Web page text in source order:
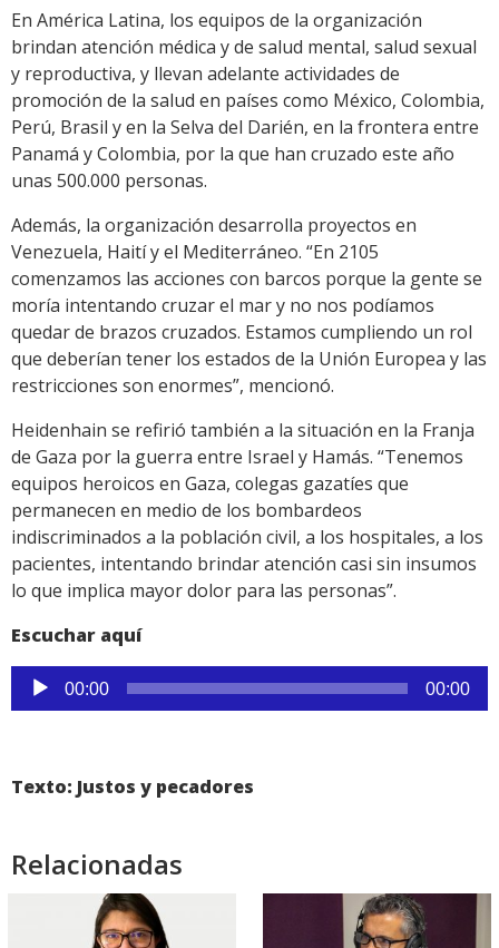
En América Latina, los equipos de la organización
brindan atención médica y de salud mental, salud sexual
y reproductiva, y llevan adelante actividades de
promoción de la salud en países como México, Colombia,
Perú, Brasil y en la Selva del Darién, en la frontera entre
Panamá y Colombia, por la que han cruzado este año
unas 500.000 personas.
Además, la organización desarrolla proyectos en
Venezuela, Haití y el Mediterráneo. “En 2105
comenzamos las acciones con barcos porque la gente se
moría intentando cruzar el mar y no nos podíamos
quedar de brazos cruzados. Estamos cumpliendo un rol
que deberían tener los estados de la Unión Europea y las
restricciones son enormes”, mencionó.
Heidenhain se refirió también a la situación en la Franja
de Gaza por la guerra entre Israel y Hamás. “Tenemos
equipos heroicos en Gaza, colegas gazatíes que
permanecen en medio de los bombardeos
indiscriminados a la población civil, a los hospitales, a los
pacientes, intentando brindar atención casi sin insumos
lo que implica mayor dolor para las personas”.
Escuchar aquí
Reproductor
de
00:00 00:00
Texto: Justos y pecadores
Relacionadas